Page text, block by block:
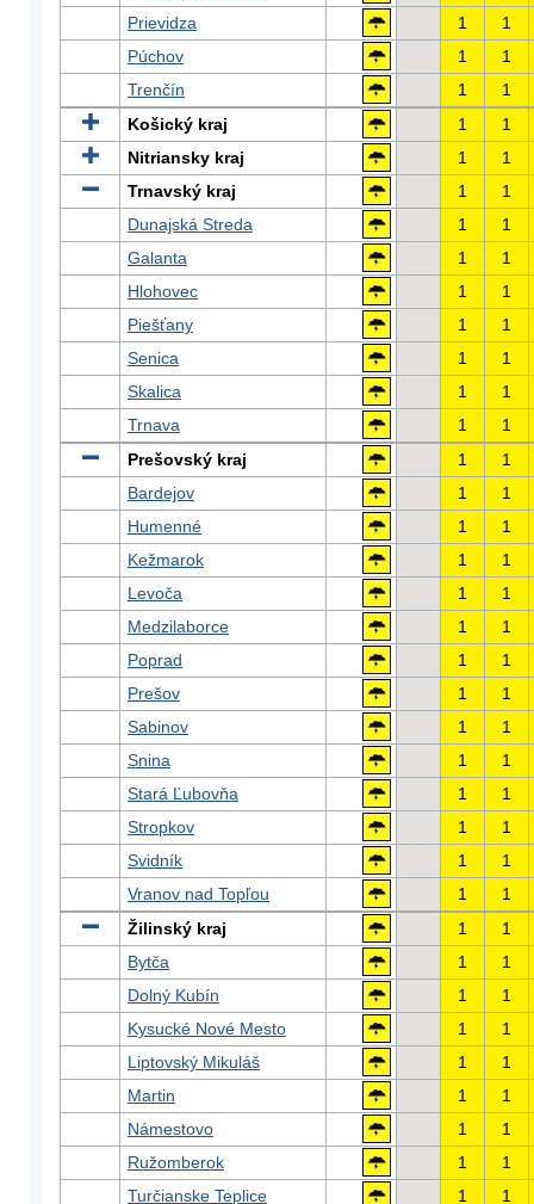
Prievidza
1
1
Púchov
1
1
Trenčín
1
1
Košický kraj
1
1
Nitriansky kraj
1
1
Trnavský kraj
1
1
Dunajská Streda
1
1
Galanta
1
1
Hlohovec
1
1
Piešťany
1
1
Senica
1
1
Skalica
1
1
Trnava
1
1
Prešovský kraj
1
1
Bardejov
1
1
Humenné
1
1
Kežmarok
1
1
Levoča
1
1
Medzilaborce
1
1
Poprad
1
1
Prešov
1
1
Sabinov
1
1
Snina
1
1
Stará Ľubovňa
1
1
Stropkov
1
1
Svidník
1
1
Vranov nad Topľou
1
1
Žilinský kraj
1
1
Bytča
1
1
Dolný Kubín
1
1
Kysucké Nové Mesto
1
1
Liptovský Mikuláš
1
1
Martin
1
1
Námestovo
1
1
Ružomberok
1
1
Turčianske Teplice
1 1